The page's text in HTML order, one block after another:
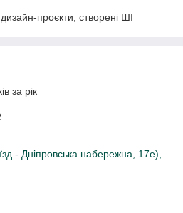
проєкти, створені ШІ
за рік
- Дніпровська набережна, 17е),